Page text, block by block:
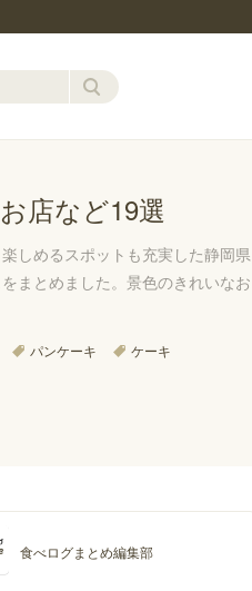
店など19選
しめるスポットも充実した静岡県
まとめました。景色のきれいなお
パンケーキ
ケーキ
食べログまとめ編集部